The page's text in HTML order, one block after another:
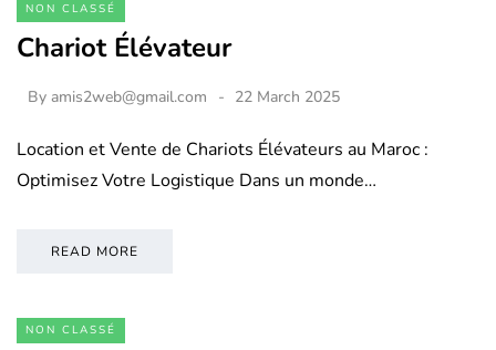
NON CLASSÉ
Chariot Élévateur
By amis2web@gmail.com 22 March 2025
Location et Vente de Chariots Élévateurs au Maroc :
Optimisez Votre Logistique Dans un monde…
READ MORE
NON CLASSÉ